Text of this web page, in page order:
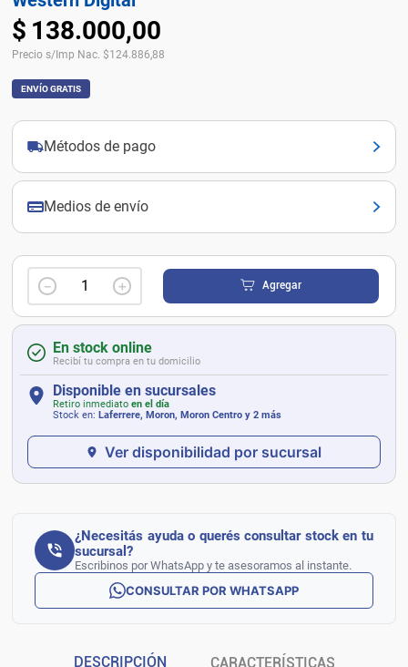
$ 138.000,00
Precio s/Imp Nac. $124.886,88
ENVÍO GRATIS
Métodos de pago
Medios de envío
＋
－ Agregar
En stock online
Recibí tu compra en tu domicilio
Disponible en sucursales
Retiro inmediato en el día
Stock en: Laferrere, Moron, Moron Centro y 2 más
Ver disponibilidad por sucursal
¿Necesitás ayuda o querés consultar stock en tu
sucursal?
Escribinos por WhatsApp y te asesoramos al instante.
CONSULTAR POR WHATSAPP
DESCRIPCIÓN CARACTERÍSTICAS